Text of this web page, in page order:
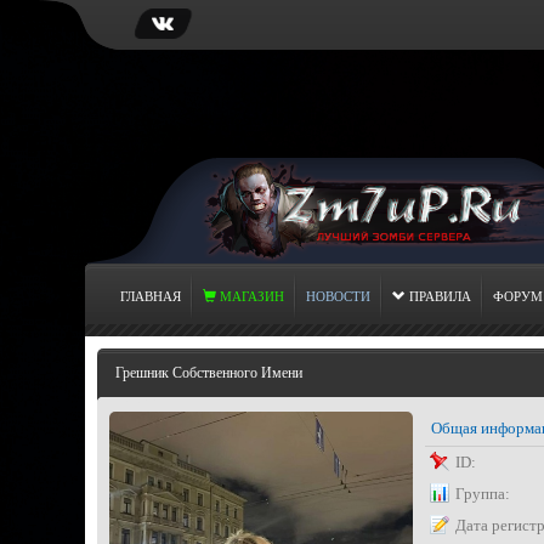
ГЛАВНАЯ МАГАЗИН НОВОСТИ ПРАВИЛА ФОРУМ
Грешник Собственного Имени
Общая
ID:
Группа:
Дата